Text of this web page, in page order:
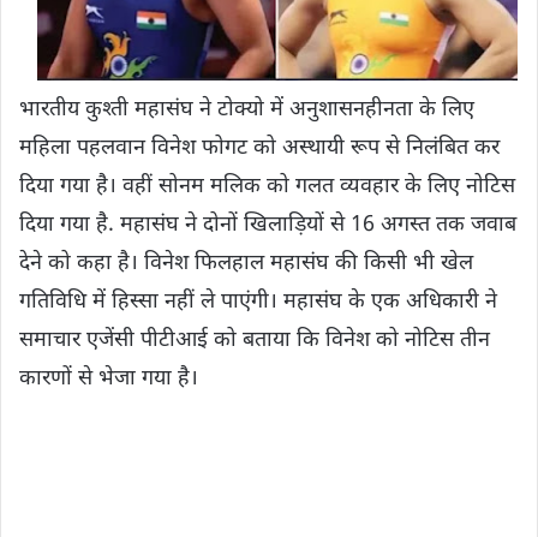
भारतीय कुश्ती महासंघ ने टोक्यो में अनुशासनहीनता के लिए
महिला पहलवान विनेश फोगट को अस्थायी रूप से निलंबित कर
दिया गया है। वहीं सोनम मलिक को गलत व्यवहार के लिए नोटिस
दिया गया है. महासंघ ने दोनों खिलाड़ियों से 16 अगस्त तक जवाब
देने को कहा है। विनेश फिलहाल महासंघ की किसी भी खेल
गतिविधि में हिस्सा नहीं ले पाएंगी। महासंघ के एक अधिकारी ने
समाचार एजेंसी पीटीआई को बताया कि विनेश को नोटिस तीन
कारणों से भेजा गया है।